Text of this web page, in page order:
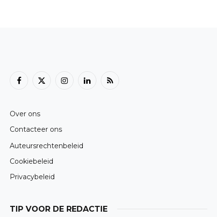
Facebook
X
InstagramLinkedInRSS
Over ons
Contacteer ons
Auteursrechtenbeleid
Cookiebeleid
Privacybeleid
TIP VOOR DE REDACTIE